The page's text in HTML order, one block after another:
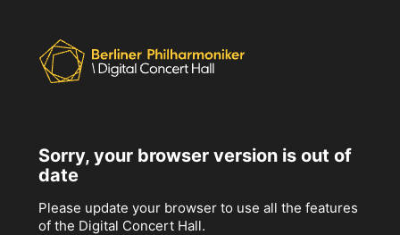
Sorry, your browser version is out of
date
Please update your browser to use all the features
of the Digital Concert Hall.